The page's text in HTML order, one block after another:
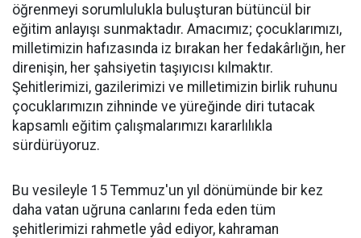
öğrenmeyi sorumlulukla buluşturan bütüncül bir
eğitim anlayışı sunmaktadır. Amacımız; çocuklarımızı,
milletimizin hafızasında iz bırakan her fedakârlığın, her
direnişin, her şahsiyetin taşıyıcısı kılmaktır.
Şehitlerimizi, gazilerimizi ve milletimizin birlik ruhunu
çocuklarımızın zihninde ve yüreğinde diri tutacak
kapsamlı eğitim çalışmalarımızı kararlılıkla
sürdürüyoruz.
Bu vesileyle 15 Temmuz'un yıl dönümünde bir kez
daha vatan uğruna canlarını feda eden tüm
şehitlerimizi rahmetle yâd ediyor, kahraman